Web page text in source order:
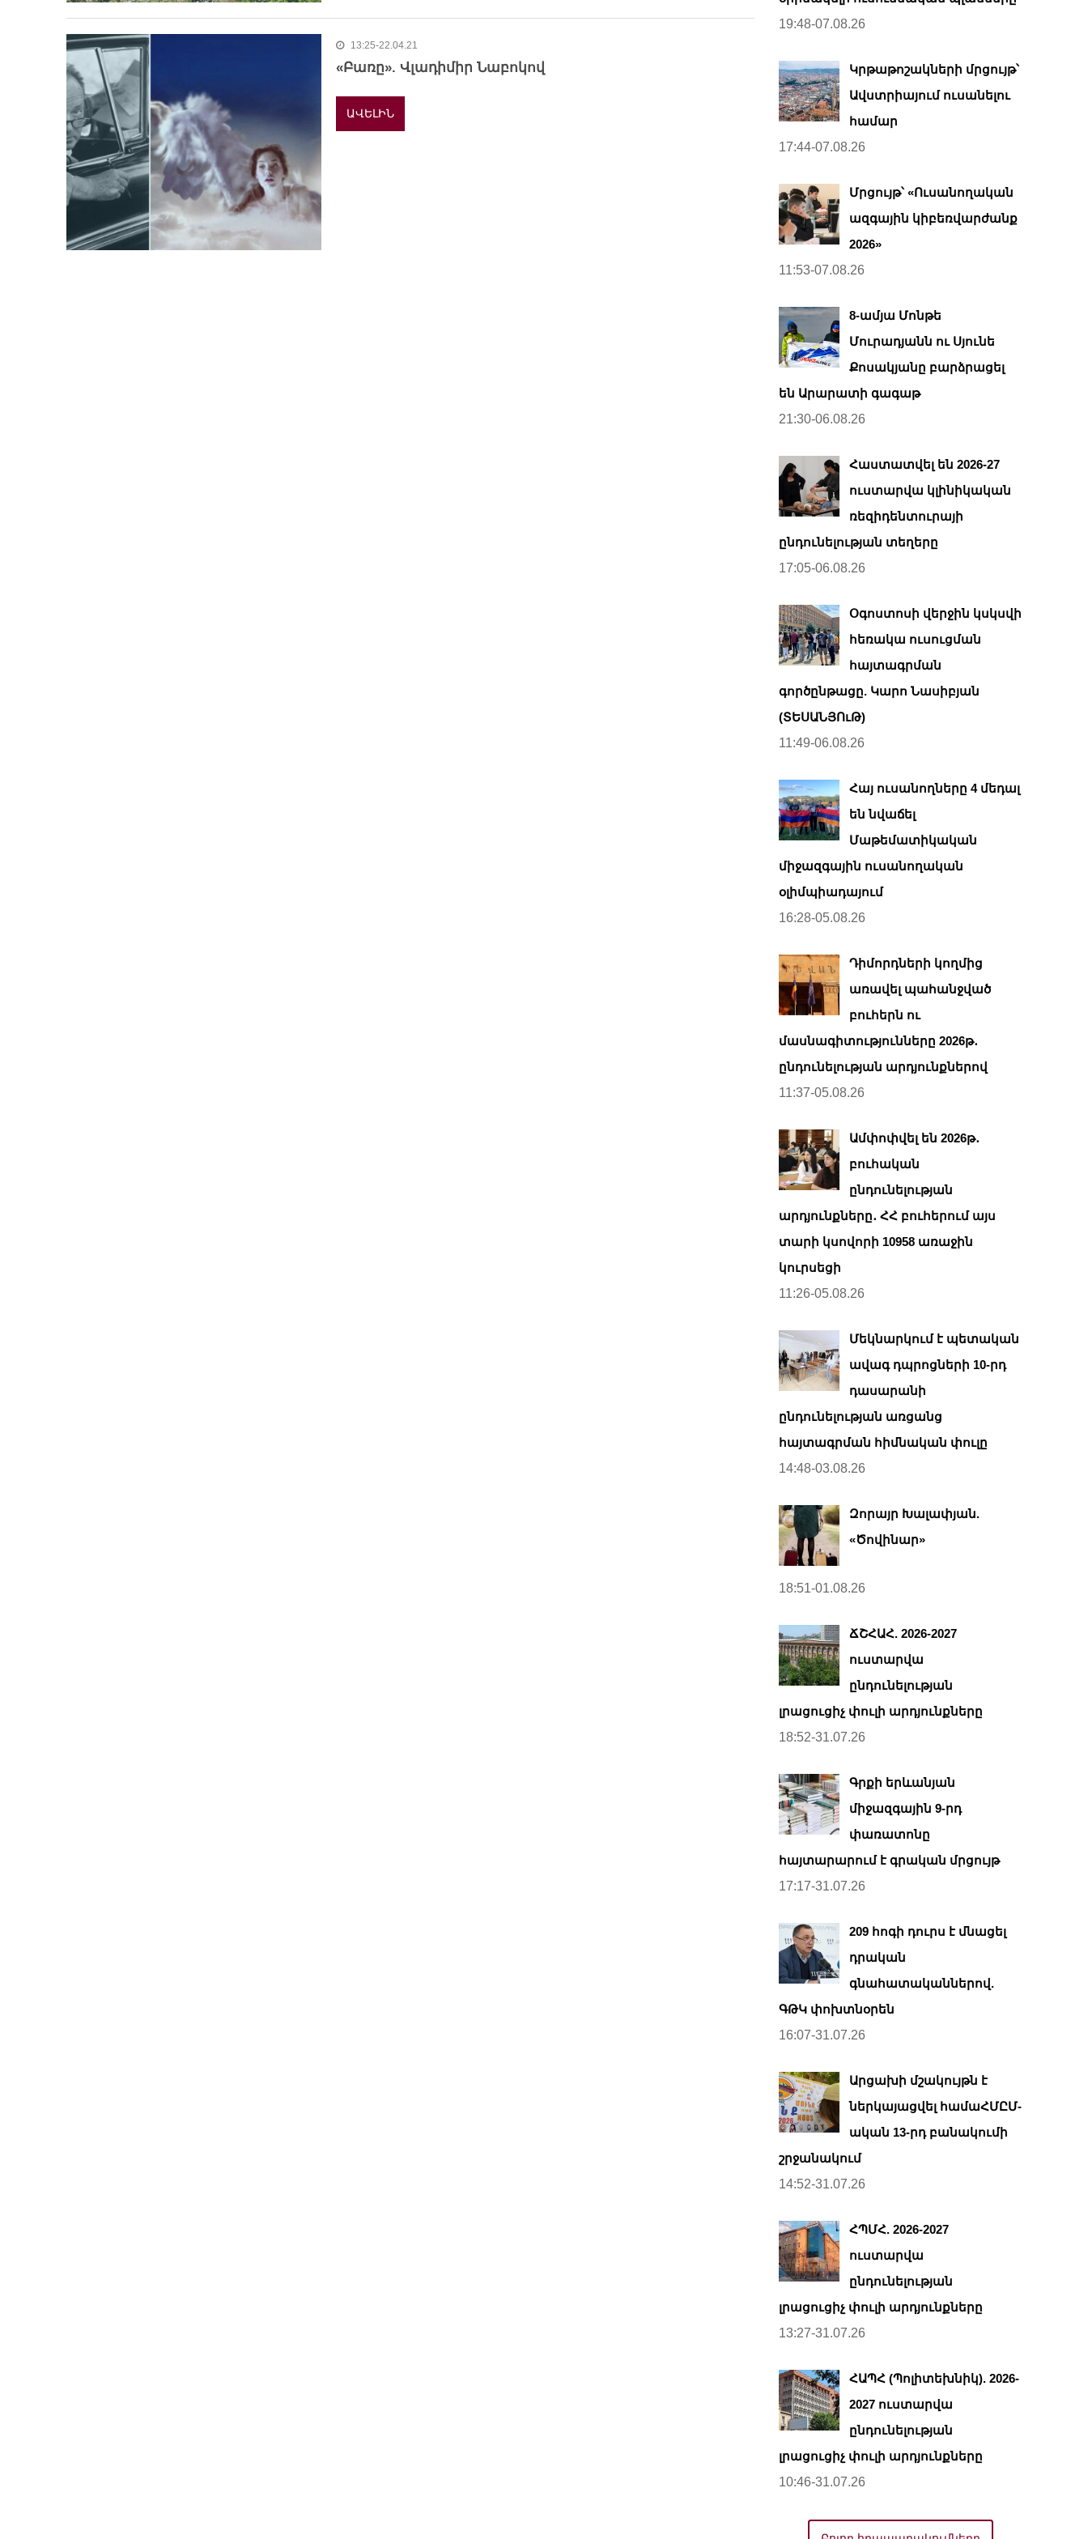
13:25-22.04.21
«Բառը». Վլադիմիր Նաբոկով
ԱՎԵԼԻՆ
19:48-07.08.26
Կրթաթոշակների մրցույթ՝
Ավստրիայում ուսանելու
համար
17:44-07.08.26
Մրցույթ՝ «Ուսանողական
ազգային կիբեռվարժանք
2026»
11:53-07.08.26
8-ամյա Մոնթե
Մուրադյանն ու Սյունե
Քոսակյանը բարձրացել
են Արարատի գագաթ
21:30-06.08.26
Հաստատվել են 2026-27
ուստարվա կլինիկական
ռեզիդենտուրայի
ընդունելության տեղերը
17:05-06.08.26
Օգոստոսի վերջին կսկսվի
հեռակա ուսուցման
հայտագրման
գործընթացը. Կարո Նասիբյան
(ՏԵՍԱՆՅՈւԹ)
11:49-06.08.26
Հայ ուսանողները 4 մեդալ
են նվաճել
Մաթեմատիկական
միջազգային ուսանողական
օլիմպիադայում
16:28-05.08.26
Դիմորդների կողմից
առավել պահանջված
բուհերն ու
մասնագիտությունները 2026թ․
ընդունելության արդյունքներով
11:37-05.08.26
Ամփոփվել են 2026թ․
բուհական
ընդունելության
արդյունքները․ ՀՀ բուհերում այս
տարի կսովորի 10958 առաջին
կուրսեցի
11:26-05.08.26
Մեկնարկում է պետական
ավագ դպրոցների 10-րդ
դասարանի
ընդունելության առցանց
հայտագրման հիմնական փուլը
14:48-03.08.26
Զորայր Խալափյան.
«Ծովինար»
18:51-01.08.26
ՃՇՀԱՀ. 2026-2027
ուստարվա
ընդունելության
լրացուցիչ փուլի արդյունքները
18:52-31.07.26
Գրքի երևանյան
միջազգային 9-րդ
փառատոնը
հայտարարում է գրական մրցույթ
17:17-31.07.26
209 հոգի դուրս է մնացել
դրական
գնահատականներով.
ԳԹԿ փոխտնօրեն
16:07-31.07.26
Արցախի մշակույթն է
ներկայացվել համաՀՄԸՄ-
ական 13-րդ բանակումի
շրջանակում
14:52-31.07.26
ՀՊՄՀ. 2026-2027
ուստարվա
ընդունելության
լրացուցիչ փուլի արդյունքները
13:27-31.07.26
ՀԱՊՀ (Պոլիտեխնիկ). 2026-
2027 ուստարվա
ընդունելության
լրացուցիչ փուլի արդյունքները
10:46-31.07.26